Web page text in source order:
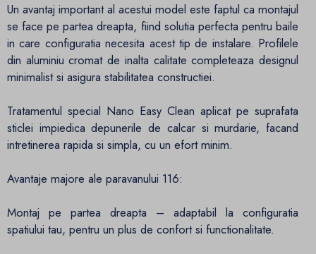
Un avantaj important al acestui model este faptul ca montajul
se face pe partea dreapta, fiind solutia perfecta pentru baile
in care configuratia necesita acest tip de instalare. Profilele
din aluminiu cromat de inalta calitate completeaza designul
minimalist si asigura stabilitatea constructiei.
Tratamentul special Nano Easy Clean aplicat pe suprafata
sticlei impiedica depunerile de calcar si murdarie, facand
intretinerea rapida si simpla, cu un efort minim.
Avantaje majore ale paravanului 116:
Montaj pe partea dreapta – adaptabil la configuratia
spatiului tau, pentru un plus de confort si functionalitate.